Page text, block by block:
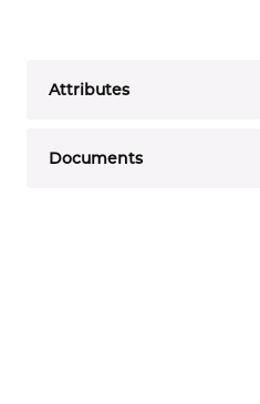
Attributes
Documents